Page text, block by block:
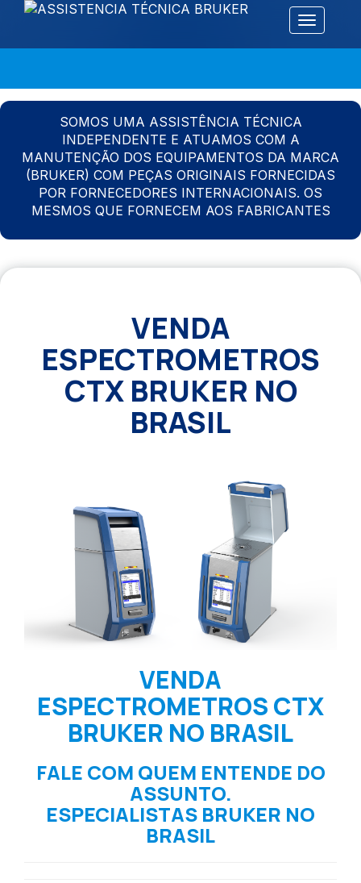
Alternar
SOMOS UMA ASSISTÊNCIA TÉCNICA
INDEPENDENTE E ATUAMOS COM A
MANUTENÇÃO DOS EQUIPAMENTOS DA MARCA
(BRUKER) COM PEÇAS ORIGINAIS FORNECIDAS
POR FORNECEDORES INTERNACIONAIS. OS
MESMOS QUE FORNECEM AOS FABRICANTES
VENDA
ESPECTROMETROS
CTX BRUKER NO
BRASIL
VENDA
ESPECTROMETROS CTX
BRUKER NO BRASIL
FALE COM QUEM ENTENDE DO
ASSUNTO.
ESPECIALISTAS BRUKER NO
BRASIL